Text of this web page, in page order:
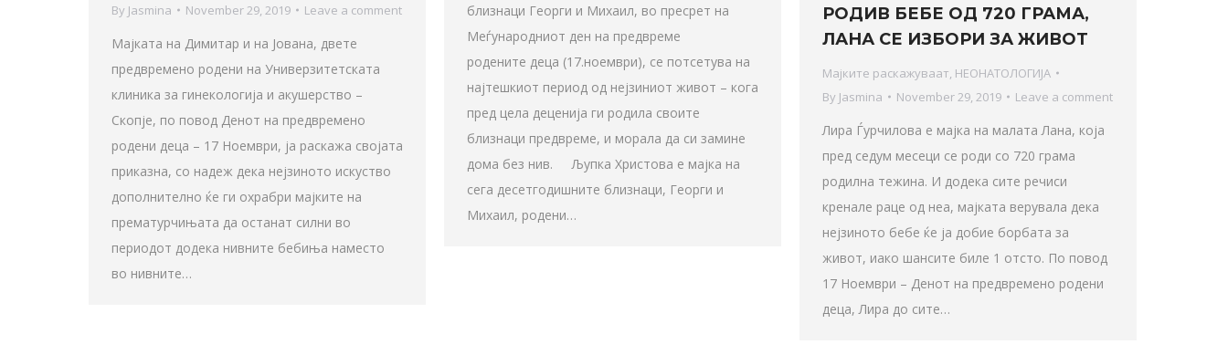
By Jasmina November 29, 2019 Leave a comment
Мајката на Димитар и на Јована, двете
предвремено родени на Универзитетската
клиника за гинекологија и акушерство –
Скопје, по повод Денот на предвремено
родени деца – 17 Ноември, ја раскажа својата
приказна, со надеж дека нејзиното искуство
дополнително ќе ги охрабри мајките на
прематурчињата да останат силни во
периодот додека нивните бебиња наместо
во нивните…
близнаци Георги и Михаил, во пресрет на
Меѓународниот ден на предвреме
родените деца (17.ноември), се потсетува на
најтешкиот период од нејзиниот живот – кога
пред цела деценија ги родила своите
близнаци предвреме, и морала да си замине
дома без нив. Љупка Христова e мајка на
сега десетгодишните близнаци, Георги и
Михаил, родени…
РОДИВ БЕБЕ ОД 720 ГРАМА,
ЛАНА СЕ ИЗБОРИ ЗА ЖИВОТ
Мајките раскажуваат, НЕОНАТОЛОГИЈА
By Jasmina November 29, 2019 Leave a comment
Лира Ѓурчилова е мајка на малата Лана, која
пред седум месеци се роди со 720 грама
родилна тежина. И додека сите речиси
кренале раце од неа, мајката верувала дека
нејзиното бебе ќе ја добие борбата за
живот, иако шансите биле 1 отсто. По повод
17 Ноември – Денот на предвремено родени
деца, Лира до сите…